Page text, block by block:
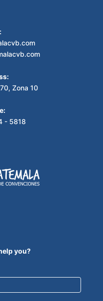
Zona 10
- 5818
you?